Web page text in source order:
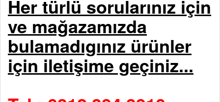
Her türlü sorularınız için
ve mağazamızda
bulamadıgınız ürünler
için iletişime geçiniz...